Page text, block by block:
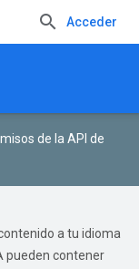
Acceder
de la API de
a tu idioma
pueden contener